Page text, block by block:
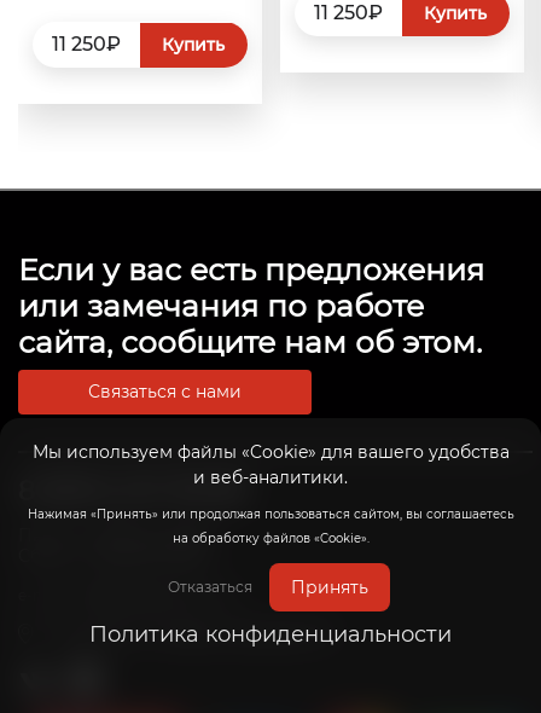
11 250₽ Купить
11 250₽ Купить
Мы используем файлы «Cookie» для вашего удобства
и веб-аналитики.
Нажимая «Принять» или продолжая пользоваться сайтом, вы соглашаетесь
на обработку файлов «Cookie».
Отказаться Принять
Политика конфиденциальности
Если у вас есть предложения
или замечания по работе
сайта, сообщите нам об этом.
Связаться с нами
8 (800) 201-39-98
Пн-Пт: с 10:00 до 20:00
info@radicalrims.ru
г. Москва, СНТ Дары природы 78